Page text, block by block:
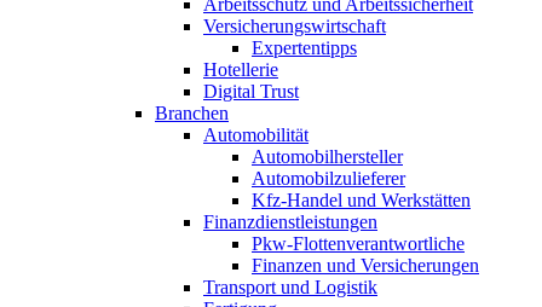
Versicherungswirtschaft
Expertentipps
Hotellerie
Digital Trust
Branchen
Automobilität
Automobilhersteller
Automobilzulieferer
Kfz-Handel und Werkstätten
Finanzdienstleistungen
Pkw‑Flottenverantwortliche
Finanzen und Versicherungen
Transport und Logistik